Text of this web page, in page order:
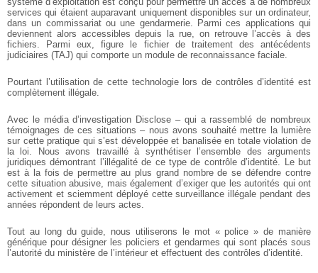
services qui étaient auparavant uniquement disponibles sur un ordinateur,
dans un commissariat ou une gendarmerie. Parmi ces applications qui
deviennent alors accessibles depuis la rue, on retrouve l’accès à des
fichiers. Parmi eux, figure le fichier de traitement des antécédents
judiciaires (TAJ) qui comporte un module de reconnaissance faciale.
Pourtant l’utilisation de cette technologie lors de contrôles d’identité est
complètement illégale.
Avec le média d’investigation Disclose – qui a rassemblé de nombreux
témoignages de ces situations – nous avons souhaité mettre la lumière
sur cette pratique qui s’est développée et banalisée en totale violation de
la loi. Nous avons travaillé à synthétiser l’ensemble des arguments
juridiques démontrant l’illégalité de ce type de contrôle d’identité. Le but
est à la fois de permettre au plus grand nombre de se défendre contre
cette situation abusive, mais également d’exiger que les autorités qui ont
activement et sciemment déployé cette surveillance illégale pendant des
années répondent de leurs actes.
Tout au long du guide, nous utiliserons le mot « police » de manière
générique pour désigner les policiers et gendarmes qui sont placés sous
l’autorité du ministère de l’intérieur et effectuent des contrôles d’identité.